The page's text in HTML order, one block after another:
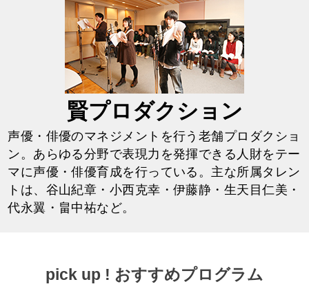
賢プロダクション
声優・俳優のマネジメントを行う老舗プロダクショ
ン。あらゆる分野で表現力を発揮できる人財をテー
マに声優・俳優育成を行っている。主な所属タレン
トは、谷山紀章・小西克幸・伊藤静・生天目仁美・
代永翼・畠中祐など。
pick up ! おすすめプログラム